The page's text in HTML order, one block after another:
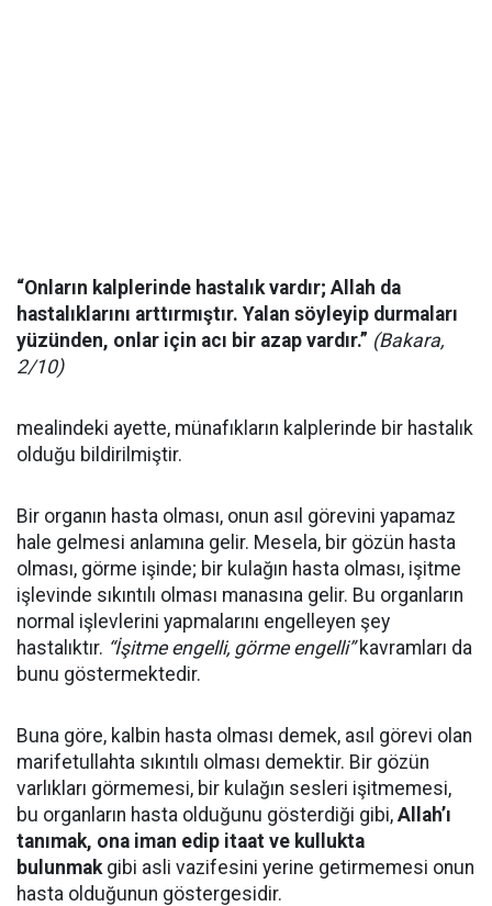
“Onların kalplerinde hastalık vardır; Allah da
hastalıklarını arttırmıştır. Yalan söyleyip durmaları
yüzünden, onlar için acı bir azap vardır.” (Bakara,
2/10)
mealindeki ayette, münafıkların kalplerinde bir hastalık
olduğu bildirilmiştir.
Bir organın hasta olması, onun asıl görevini yapamaz
hale gelmesi anlamına gelir. Mesela, bir gözün hasta
olması, görme işinde; bir kulağın hasta olması, işitme
işlevinde sıkıntılı olması manasına gelir. Bu organların
normal işlevlerini yapmalarını engelleyen şey
hastalıktır. “İşitme engelli, görme engelli”kavramları da
bunu göstermektedir.
Buna göre, kalbin hasta olması demek, asıl görevi olan
marifetullahta sıkıntılı olması demektir. Bir gözün
varlıkları görmemesi, bir kulağın sesleri işitmemesi,
bu organların hasta olduğunu gösterdiği gibi, Allah’ı
tanımak, ona iman edip itaat ve kullukta
bulunmakgibi asli vazifesini yerine getirmemesi onun
hasta olduğunun göstergesidir.